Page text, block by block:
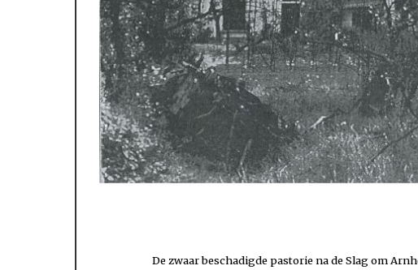
De zwaar beschadigde pastorie na de Slag om